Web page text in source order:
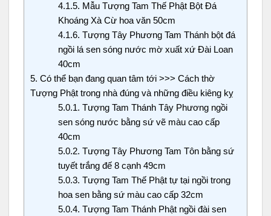
4.1.5. Mẫu Tượng Tam Thế Phật Bột Đá
Khoáng Xà Cừ hoa văn 50cm
4.1.6. Tượng Tây Phương Tam Thánh bột đá
ngồi lá sen sóng nước mờ xuất xứ Đài Loan
40cm
5. Có thể bạn đang quan tâm tới >>> Cách thờ
Tượng Phật trong nhà đúng và những điều kiêng kỵ
5.0.1. Tượng Tam Thánh Tây Phương ngồi
sen sóng nước bằng sứ vẽ màu cao cấp
40cm
5.0.2. Tượng Tây Phương Tam Tôn bằng sứ
tuyết trắng đế 8 cạnh 49cm
5.0.3. Tượng Tam Thế Phật tự tại ngồi trong
hoa sen bằng sứ màu cao cấp 32cm
5.0.4. Tượng Tam Thánh Phật ngồi đài sen